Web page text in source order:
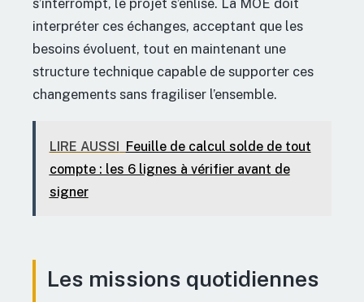
s’interrompt, le projet s’enlise. La MOE doit
interpréter ces échanges, acceptant que les
besoins évoluent, tout en maintenant une
structure technique capable de supporter ces
changements sans fragiliser l’ensemble.
LIRE AUSSI Feuille de calcul solde de tout
compte : les 6 lignes à vérifier avant de
signer
Les missions quotidiennes